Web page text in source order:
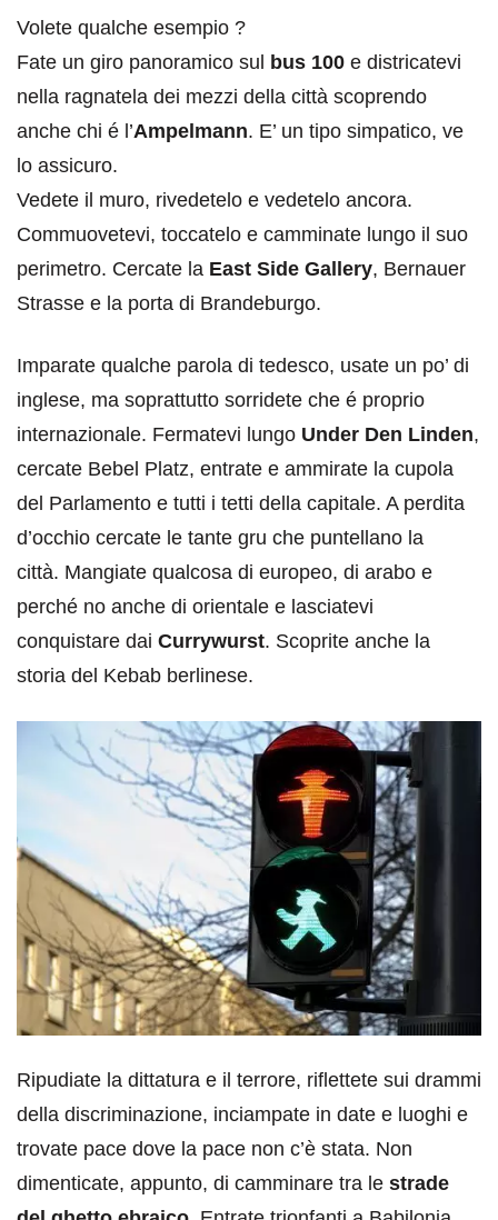
Volete qualche esempio ?
Fate un giro panoramico sul
bus 100 e districatevi
nella ragnatela dei mezzi della città scoprendo
anche chi é l’Ampelmann. E’ un tipo simpatico, ve
lo assicuro.
Vedete il muro, rivedetelo e vedetelo ancora.
Commuovetevi, toccatelo e camminate lungo il suo
perimetro. Cercate la East Side Gallery, Bernauer
Strasse e la porta di Brandeburgo.
Imparate qualche parola di tedesco, usate un po’ di
inglese, ma soprattutto sorridete che é proprio
internazionale. Fermatevi lungo Under Den Linden,
cercate Bebel Platz, entrate e ammirate la cupola
del Parlamento e tutti i tetti della capitale. A perdita
d’occhio cercate le tante gru che puntellano la
città. Mangiate qualcosa di europeo, di arabo e
perché no anche di orientale e lasciatevi
conquistare dai Currywurst. Scoprite anche la
storia del Kebab berlinese.
Ripudiate la dittatura e il terrore, riflettete sui drammi
della discriminazione, inciampate in date e luoghi e
trovate pace dove la pace non c’è stata. Non
dimenticate, appunto, di camminare tra le strade